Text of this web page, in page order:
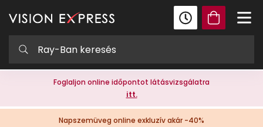
Foglaljon online időpontot látásvizsgálatra
itt.
Napszemüveg online exkluzív akár -40%